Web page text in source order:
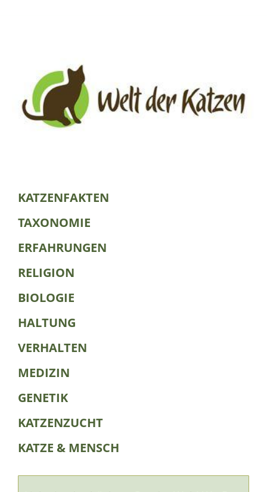
KATZENFAKTEN
TAXONOMIE
ERFAHRUNGEN
RELIGION
BIOLOGIE
HALTUNG
VERHALTEN
MEDIZIN
GENETIK
KATZENZUCHT
KATZE & MENSCH